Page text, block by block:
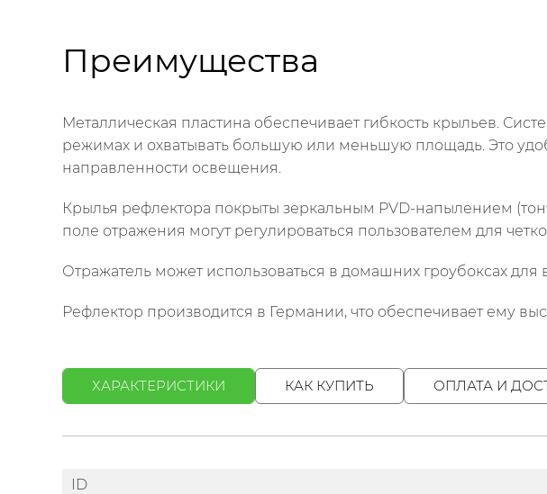
Преимущества
Металлическая пластина обеспечивает гибкость крыльев.
режимах и охватывать большую или меньшую площадь. Это
направленности освещения.
Крылья рефлектора покрыты зеркальным PVD-напылением
поле отражения могут регулироваться пользователем для
Отражатель может использоваться в домашних гроубоксах
Рефлектор производится в Германии, что обеспечивает ему
ХАРАКТЕРИСТИКИ КАК КУПИТЬ ОПЛАТА И
ID